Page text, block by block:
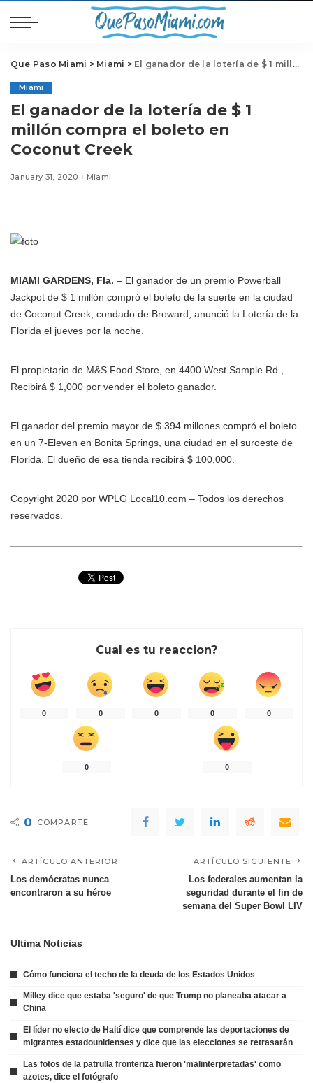
Que Paso Miami > Miami > El ganador de la lotería de $ 1 millón compra el boleto en Coconut Creek
Miami
El ganador de la lotería de $ 1
millón compra el boleto en
Coconut Creek
January 31, 2020 Miami
MIAMI GARDENS, Fla. – El ganador de un premio Powerball
Jackpot de $ 1 millón compró el boleto de la suerte en la ciudad
de Coconut Creek, condado de Broward, anunció la Lotería de la
Florida el jueves por la noche.
El propietario de M&S Food Store, en 4400 West Sample Rd.,
Recibirá $ 1,000 por vender el boleto ganador.
El ganador del premio mayor de $ 394 millones compró el boleto
en un 7-Eleven en Bonita Springs, una ciudad en el suroeste de
Florida. El dueño de esa tienda recibirá $ 100,000.
Copyright 2020 por WPLG Local10.com – Todos los derechos
reservados.
Cual es tu reaccion?
0 0 0 0 0
0 0
0 COMPARTE
ARTÍCULO ANTERIOR
Los demócratas nunca
encontraron a su héroe
ARTÍCULO SIGUIENTE
Los federales aumentan la
seguridad durante el fin de
semana del Super Bowl LIV
Ultima Noticias
Cómo funciona el techo de la deuda de los Estados Unidos
Milley dice que estaba 'seguro' de que Trump no planeaba atacar a
China
El líder no electo de Haití dice que comprende las deportaciones de
migrantes estadounidenses y dice que las elecciones se retrasarán
Las fotos de la patrulla fronteriza fueron 'malinterpretadas' como
azotes, dice el fotógrafo